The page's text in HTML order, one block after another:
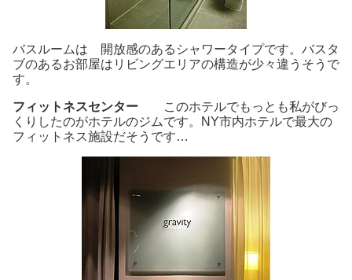
バスルームは 開放感のあるシャワータイプです。バスタ
ブのあるお部屋はリビングエリアの構造が少々違うそうで
す。
フィットネスセンター
このホテルでもっとも私がびっ
くりしたのがホテルのジムです。NY市内ホテルで最大の
フィットネス施設だそうです…